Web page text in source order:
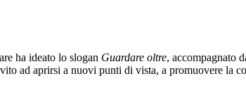
ha ideato lo slogan Guardare oltre, accompagnato
ad aprirsi a nuovi punti di vista, a promuovere la